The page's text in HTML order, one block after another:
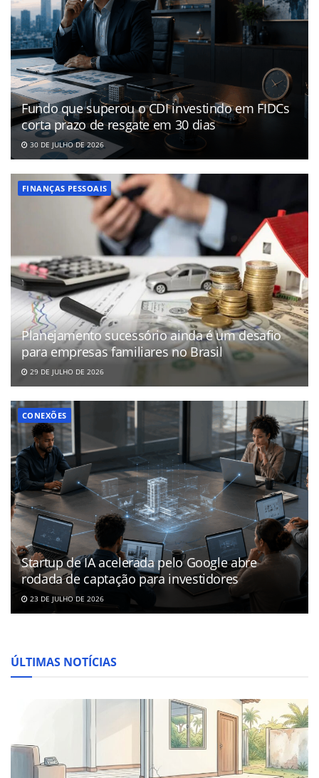
Fundo que superou o CDI investindo em FIDCs
corta prazo de resgate em 30 dias
30 DE JULHO DE 2026
FINANÇAS PESSOAIS
Planejamento sucessório ainda é um desafio
para empresas familiares no Brasil
29 DE JULHO DE 2026
CONEXÕES
Startup de IA acelerada pelo Google abre
rodada de captação para investidores
23 DE JULHO DE 2026
ÚLTIMAS NOTÍCIAS